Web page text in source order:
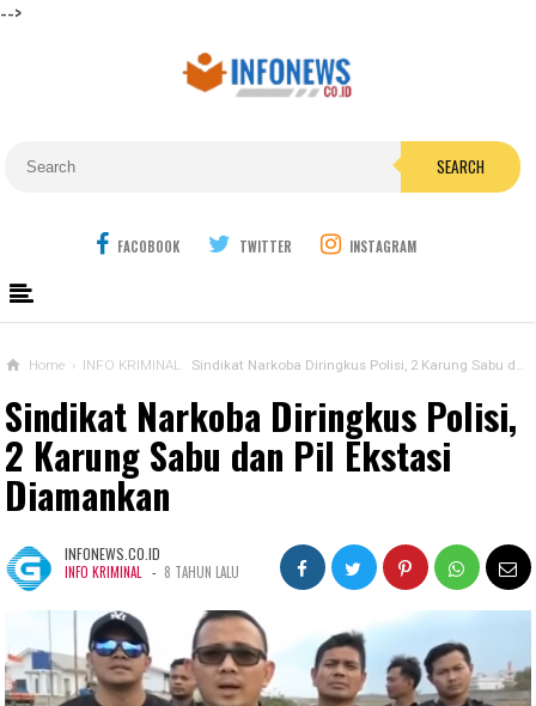
-->
SEARCH
FACOBOOK TWITTER INSTAGRAM
Home › INFO KRIMINAL Sindikat Narkoba Diringkus Polisi, 2 Karung Sabu dan Pil Ekstasi Diamankan
Sindikat Narkoba Diringkus Polisi,
2 Karung Sabu dan Pil Ekstasi
Diamankan
INFONEWS.CO.ID
INFO KRIMINAL - 8 TAHUN LALU